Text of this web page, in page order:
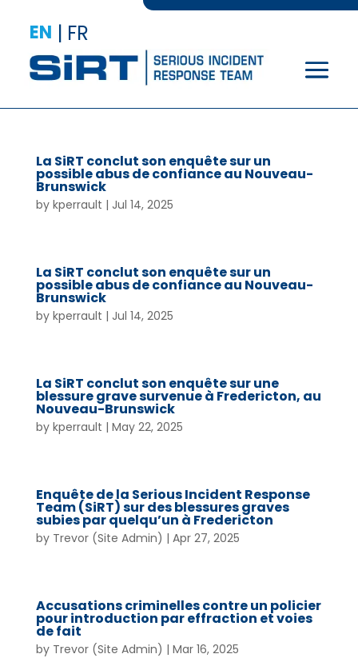
EN | FR
La SiRT conclut son enquête sur un
possible abus de confiance au Nouveau-
Brunswick
by kperrault | Jul 14, 2025
La SiRT conclut son enquête sur un
possible abus de confiance au Nouveau-
Brunswick
by kperrault | Jul 14, 2025
La SiRT conclut son enquête sur une
blessure grave survenue à Fredericton, au
Nouveau-Brunswick
by kperrault | May 22, 2025
Enquête de la Serious Incident Response
Team (SiRT) sur des blessures graves
subies par quelqu’un à Fredericton
by Trevor (Site Admin) | Apr 27, 2025
Accusations criminelles contre un policier
pour introduction par effraction et voies
de fait
by Trevor (Site Admin) | Mar 16, 2025